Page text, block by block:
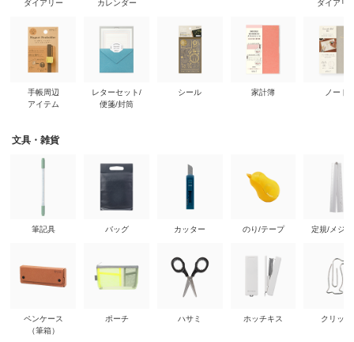
ダイアリー
手帳周辺
アイテム
カレンダー
レターセット/
便箋/封筒
シール 家計簿
ダイアリ
ノート
文具・雑貨
筆記具
ペンケース
（筆箱）
バッグ
ポーチ
カッター
ハサミ
のり/テープ
ホッチキス
定規/メジ
クリップ